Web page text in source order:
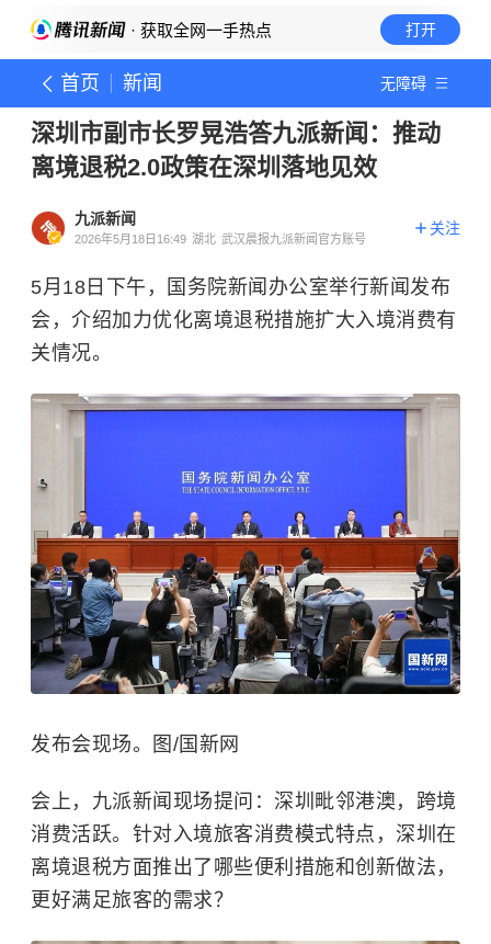
· 获取全网一手热点 打开
首页 新闻 无障碍
深圳市副市长罗晃浩答九派新闻：推动
离境退税2.0政策在深圳落地见效
九派新闻
2026年5月18日16:49 湖北 武汉晨报九派新闻官方账号
关注
5月18日下午，国务院新闻办公室举行新闻发布
会，介绍加力优化离境退税措施扩大入境消费有
关情况。
发布会现场。图/国新网
会上，九派新闻现场提问：深圳毗邻港澳，跨境
消费活跃。针对入境旅客消费模式特点，深圳在
离境退税方面推出了哪些便利措施和创新做法，
更好满足旅客的需求？